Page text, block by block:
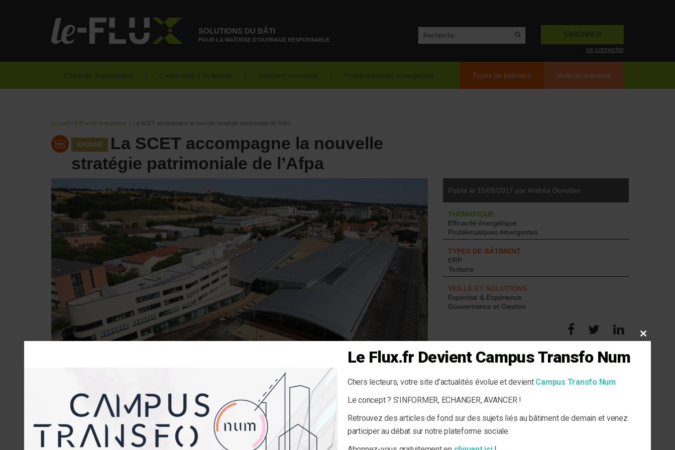
SOLUTIONS DU BÂTI
POUR LA MAÎTRISE D'OUVRAGE RESPONSABLE
S'ABONNER
se connecter
Efficacité énergétique Conformité & Polluants Bâtiment connecté Problématiques émergentes Types de bâtiment Veille et solutions
Accueil > Efficacité énergétique > La SCET accompagne la nouvelle stratégie patrimoniale de l’Afpa
ABONNÉ
La SCET accompagne la nouvelle
stratégie patrimoniale de l’Afpa
Soixante critères ont été pris en compte pour évaluer chaque bâtiment. ©Afpa
Transformée en Epic (Établissement public à caractère industriel et commercial) début 2017, l’Afpa est devenue
propriétaire de 118 sites, devenant ainsi le premier opérateur de l’État par le volume de son patrimoine. La Scet
l’accompagne dans l’élaboration de son schéma pluriannuel de stratégie immobilière (SPSI). Détails. À la demande de
l’Etat, le spécialiste de la formation a dû se doter d’un schéma pluriannuel de stratégie immobilière (SPSI). Onze
données essentielles étaient demandées mais l’Afpa a décidé de croiser des informations plus complètes et mettre à
Publié le 15/09/2017 par Andréa Devulder
THÉMATIQUE
Efficacité énergétique
Problématiques émergentes
TYPES DE BÂTIMENT
ERP
Tertiaire
VEILLE ET SOLUTIONS
Expertise & Expérience
Gouvernance et Gestion
CLOSE
Le Flux.fr Devient Campus Transfo Num
Chers lecteurs, votre site d’actualités évolue et devient Campus Transfo Num
Le concept ? S’INFORMER, ECHANGER, AVANCER !
Retrouvez des articles de fond sur des sujets liés au bâtiment de demain et venez
participer au débat sur notre plateforme sociale.